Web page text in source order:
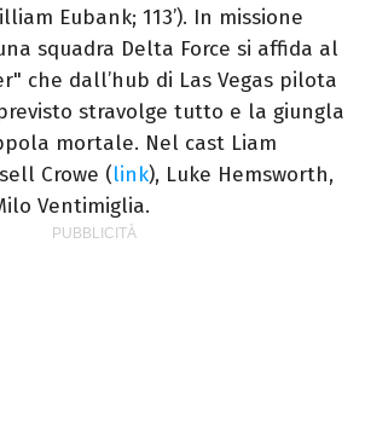
Eubank; 113’). In missione
squadra Delta Force si affida al
che dall’hub di Las Vegas pilota
stravolge tutto e la giungla
mortale. Nel cast Liam
Crowe (link), Luke Hemsworth,
Ventimiglia.